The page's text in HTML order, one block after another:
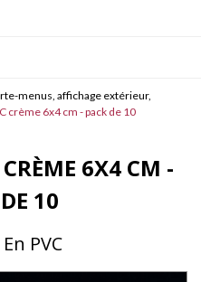
menus, affichage extérieur,
crème 6x4 cm - pack de 10
6X4 CM -
10
PVC